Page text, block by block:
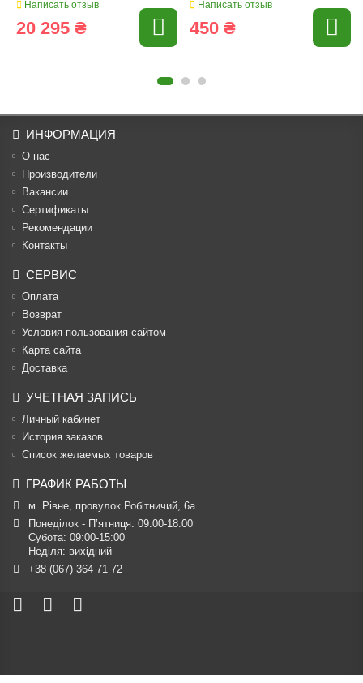
Написать отзыв
20 295 ₴
Написать отзыв
450 ₴
ИНФОРМАЦИЯ
О нас
Производители
Вакансии
Cертификаты
Рекомендации
Контакты
СЕРВИС
Оплата
Возврат
Условия пользования сайтом
Карта сайта
Доставка
УЧЕТНАЯ ЗАПИСЬ
Личный кабинет
История заказов
Список желаемых товаров
ГРАФИК РАБОТЫ
м. Рівне, провулок Робітничий, 6а
Понеділок - П’ятниця: 09:00-18:00
Субота: 09:00-15:00
Неділя: вихідний
+38 (067) 364 71 72